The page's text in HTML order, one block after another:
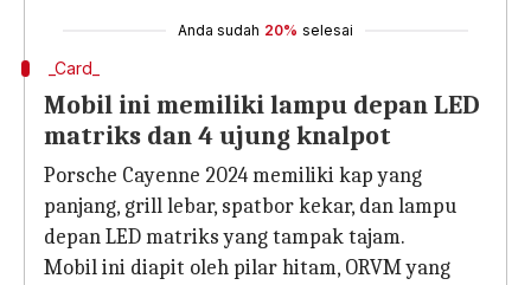
Anda sudah 20% selesai
_Card_
Mobil ini memiliki lampu depan LED
matriks dan 4 ujung knalpot
Porsche Cayenne 2024 memiliki kap yang
panjang, grill lebar, spatbor kekar, dan lampu
depan LED matriks yang tampak tajam.
Mobil ini diapit oleh pilar hitam, ORVM yang